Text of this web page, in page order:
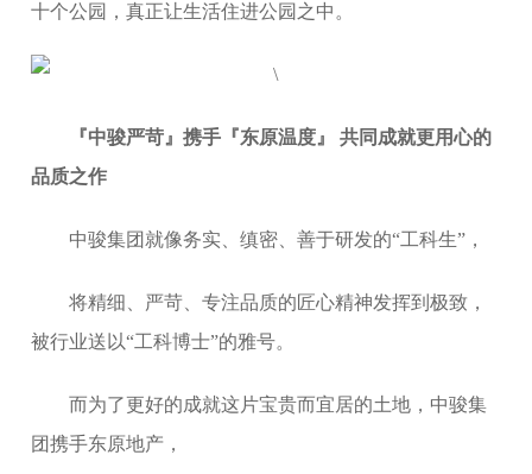
十个公园，真正让生活住进公园之中。
『中骏严苛』携手『东原温度』 共同成就更用心的
品质之作
中骏集团就像务实、缜密、善于研发的“工科生”，
将精细、严苛、专注品质的匠心精神发挥到极致，
被行业送以“工科博士”的雅号。
而为了更好的成就这片宝贵而宜居的土地，中骏集
团携手东原地产，